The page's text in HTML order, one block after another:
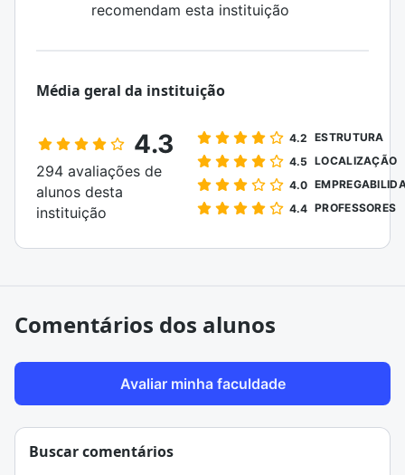
recomendam esta instituição
Média geral da instituição
4.3
294 avaliações de
alunos desta
instituição
4.2 ESTRUTURA
4.5 LOCALIZAÇÃO
4.0
4.4 PROFESSORES
Comentários dos alunos
Avaliar minha faculdade
Buscar comentários